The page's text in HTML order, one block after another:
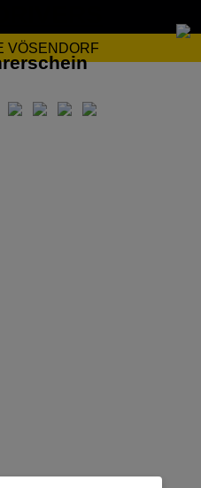
VÖSENDORF